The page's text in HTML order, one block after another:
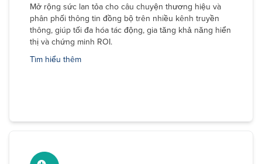
Mở rộng sức lan tỏa cho câu chuyện thương hiệu và
phân phối thông tin đồng bộ trên nhiều kênh truyền
thông, giúp tối đa hóa tác động, gia tăng khả năng hiển
thị và chứng minh ROI.
Tìm hiểu thêm